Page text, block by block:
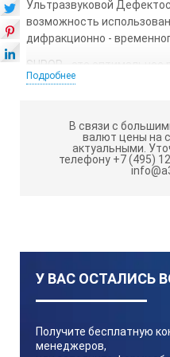
Ультразвуковой
возможность
дифракционно -
SUPOR - это оптимальное
инспекции, простота в
Область
Система SUPOR призвана
дефектоскопию,
Повышение
радиографическом
Подробнее
В связи с
валют цены на
актуальными.
телефону +7 (495)
У ВАС ОСТАЛИСЬ
Получите бесплатную
менеджеров,